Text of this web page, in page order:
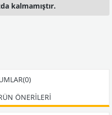
kalmamıştır.
(0)
ÖNERILERI